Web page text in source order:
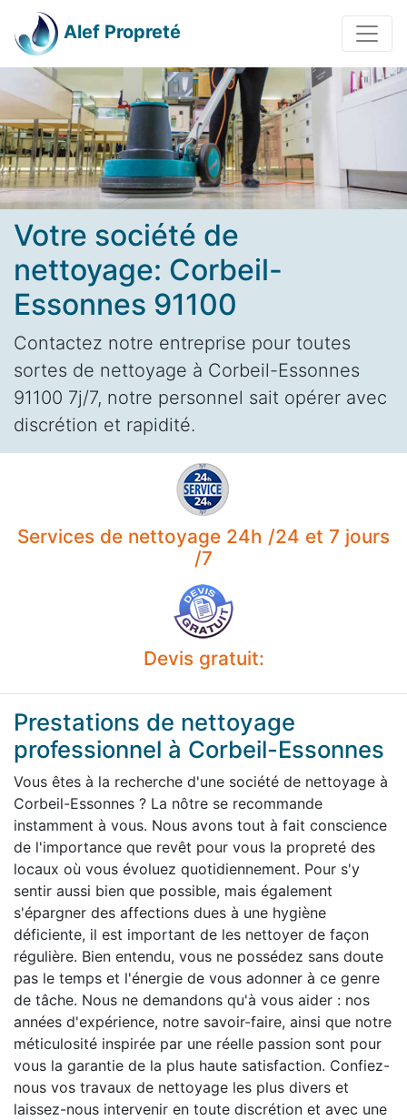
Alef Propreté
Votre société de
nettoyage: Corbeil-
Essonnes 91100
Contactez notre entreprise pour toutes
sortes de nettoyage à Corbeil-Essonnes
91100 7j/7, notre personnel sait opérer avec
discrétion et rapidité.
Services de nettoyage 24h /24 et 7 jours
/7
Devis gratuit:
Prestations de nettoyage
professionnel à Corbeil-Essonnes
Vous êtes à la recherche d'une société de nettoyage à
Corbeil-Essonnes ? La nôtre se recommande
instamment à vous. Nous avons tout à fait conscience
de l'importance que revêt pour vous la propreté des
locaux où vous évoluez quotidiennement. Pour s'y
sentir aussi bien que possible, mais également
s'épargner des affections dues à une hygiène
déficiente, il est important de les nettoyer de façon
régulière. Bien entendu, vous ne possédez sans doute
pas le temps et l'énergie de vous adonner à ce genre
de tâche. Nous ne demandons qu'à vous aider : nos
années d'expérience, notre savoir-faire, ainsi que notre
méticulosité inspirée par une réelle passion sont pour
vous la garantie de la plus haute satisfaction. Confiez-
nous vos travaux de nettoyage les plus divers et
laissez-nous intervenir en toute discrétion et avec une